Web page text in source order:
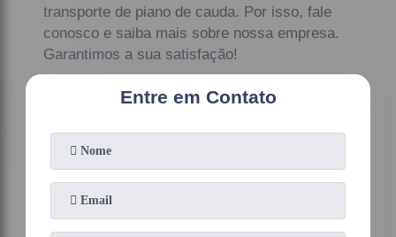
transporte de piano de cauda. Por isso, fale
conosco e saiba mais sobre nossa empresa.
Garantimos a sua satisfação!
Entre em Contato